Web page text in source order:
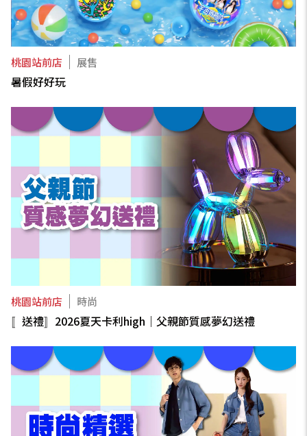
桃園站前店 展售
暑假好好玩
桃園站前店 時尚
〚送禮〛2026夏天卡利high｜父親節質感夢幻送禮